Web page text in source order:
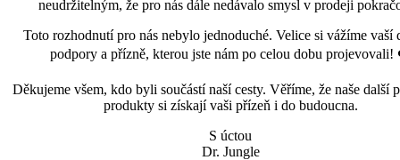
neudržitelným, že pro nás dále nedávalo smysl v prodeji
Toto rozhodnutí pro nás nebylo jednoduché. Velice si vážíme vaší
podpory a přízně, kterou jste nám po celou dobu
Děkujeme všem, kdo byli součástí naší cesty. Věříme, že naše další
produkty si získají vaši přízeň i do budoucna.
S úctou
Dr. Jungle